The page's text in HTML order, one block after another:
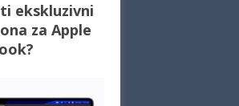
ekskluzivni
za Apple